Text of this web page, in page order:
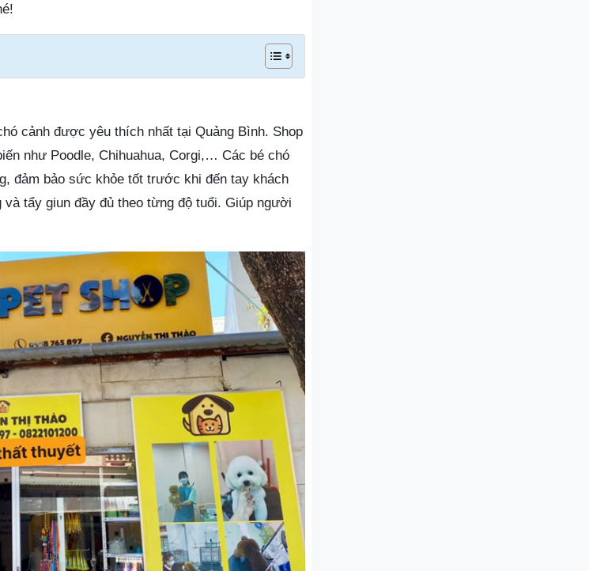
cảnh được yêu thích nhất tại Quảng Bình. Shop
như Poodle, Chihuahua, Corgi,… Các bé chó
đảm bảo sức khỏe tốt trước khi đến tay khách
tẩy giun đầy đủ theo từng độ tuổi. Giúp người